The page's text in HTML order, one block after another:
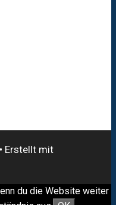
• Erstellt mit
du die Website weiter